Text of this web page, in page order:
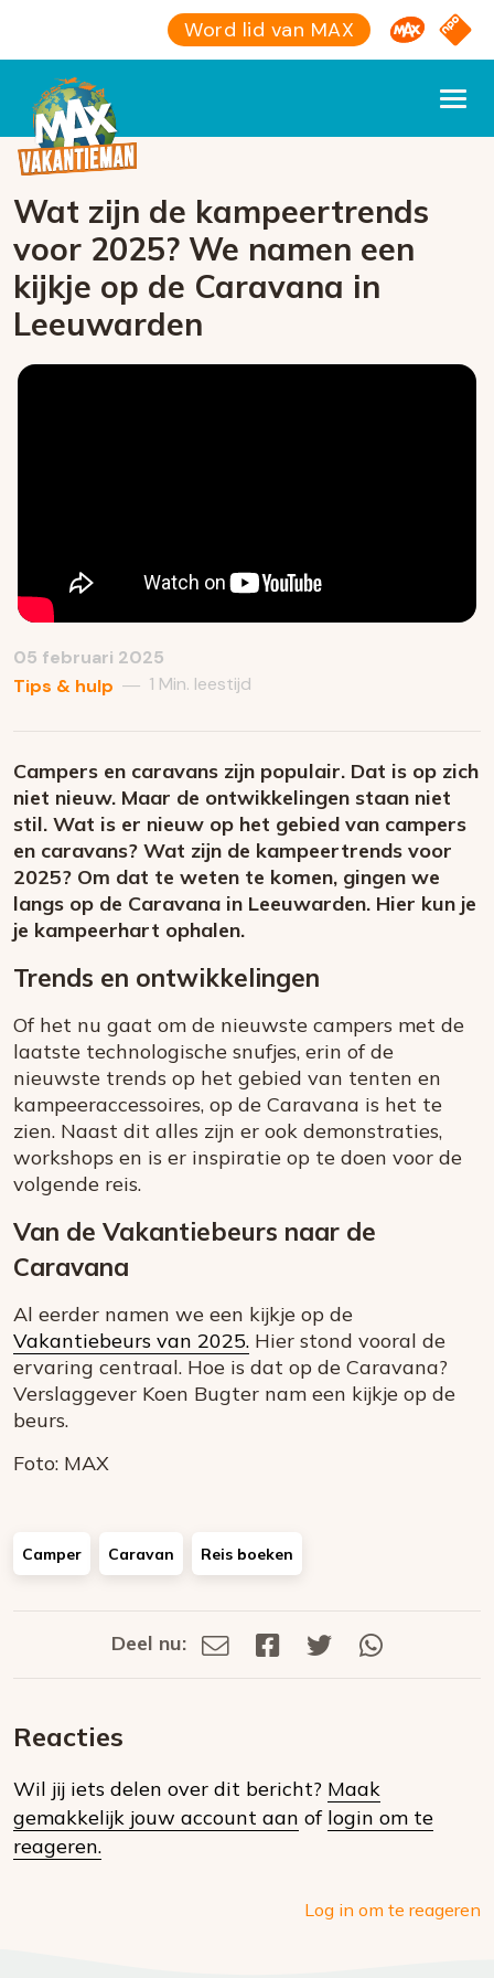
Word lid van MAX Omroep
NPO
Wat zijn de kampeertrends
voor 2025? We namen een
kijkje op de Caravana in
Leeuwarden
05 februari 2025
Tips & hulp — 1 Min. leestijd
Campers en caravans zijn populair. Dat is op zich
niet nieuw. Maar de ontwikkelingen staan niet
stil. Wat is er nieuw op het gebied van campers
en caravans? Wat zijn de kampeertrends voor
2025? Om dat te weten te komen, gingen we
langs op de Caravana in Leeuwarden. Hier kun je
je kampeerhart ophalen.
Trends en ontwikkelingen
Of het nu gaat om de nieuwste campers met de
laatste technologische snufjes, erin of de
nieuwste trends op het gebied van tenten en
kampeeraccessoires, op de Caravana is het te
zien. Naast dit alles zijn er ook demonstraties,
workshops en is er inspiratie op te doen voor de
volgende reis.
Van de Vakantiebeurs naar de
Caravana
Al eerder namen we een kijkje op de
Vakantiebeurs van 2025. Hier stond vooral de
ervaring centraal. Hoe is dat op de Caravana?
Verslaggever Koen Bugter nam een kijkje op de
beurs.
Foto: MAX
Camper Caravan Reis boeken
Deel
social
media
Deel nu:
Deel
Deel
Deel
Reacties
Wil jij iets delen over dit bericht? Maak
gemakkelijk jouw account aan of login om te
reageren.
Log in om te reageren